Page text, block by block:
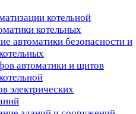
котельной
котельных
автоматики безопасности и
автоматики и щитов
электрических